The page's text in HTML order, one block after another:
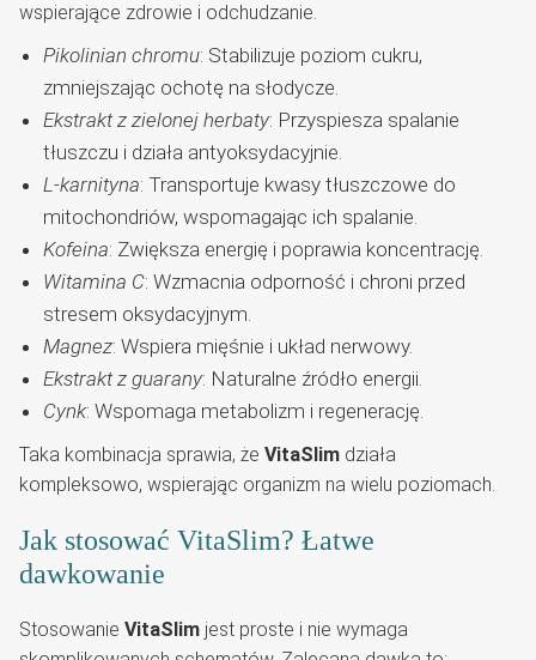
wspierające zdrowie i odchudzanie.
Pikolinian chromu: Stabilizuje poziom cukru,
zmniejszając ochotę na słodycze.
Ekstrakt z zielonej herbaty: Przyspiesza spalanie
tłuszczu i działa antyoksydacyjnie.
L-karnityna: Transportuje kwasy tłuszczowe do
mitochondriów, wspomagając ich spalanie.
Kofeina: Zwiększa energię i poprawia koncentrację.
Witamina C: Wzmacnia odporność i chroni przed
stresem oksydacyjnym.
Magnez: Wspiera mięśnie i układ nerwowy.
Ekstrakt z guarany: Naturalne źródło energii.
Cynk: Wspomaga metabolizm i regenerację.
Taka kombinacja sprawia, że VitaSlim działa
kompleksowo, wspierając organizm na wielu poziomach.
Jak stosować VitaSlim? Łatwe
dawkowanie
Stosowanie VitaSlim jest proste i nie wymaga